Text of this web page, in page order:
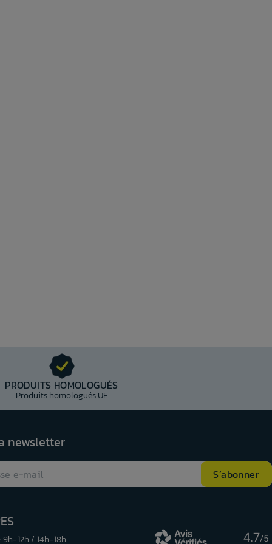
PRODUITS HOMOLOGUÉS
Produits homologués UE
newsletter
12h / 14h-18h
4.7/5